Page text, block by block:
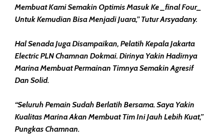
Membuat Kami Semakin Optimis Masuk Ke _final Four_
Untuk Kemudian Bisa Menjadi Juara,” Tutur Arsyadany.
Hal Senada Juga Disampaikan, Pelatih Kepala Jakarta
Electric PLN Chamnan Dokmai. Dirinya Yakin Hadirnya
Marina Membuat Permainan Timnya Semakin Agresif
Dan Solid.
“Seluruh Pemain Sudah Berlatih Bersama. Saya Yakin
Kualitas Marina Akan Membuat Tim Ini Jauh Lebih Kuat,”
Pungkas Chamnan.